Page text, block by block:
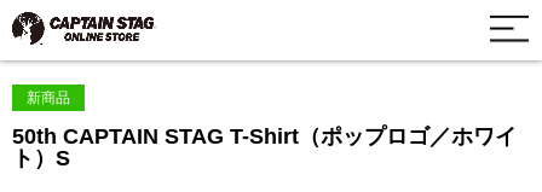
新商品
50th CAPTAIN STAG T-Shirt（ポップロゴ／ホワイ
ト）S